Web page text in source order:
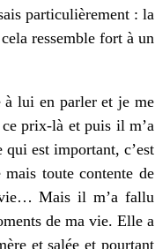
particulièrement : la
ressemble fort à un
à lui en parler et je me
prix-là et puis il m’a
qui est important, c’est
toute contente de
vie… Mais il m’a fallu
de ma vie. Elle a
et salée et pourtant